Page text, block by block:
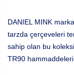
DANIEL MINK
tarzda çerçeveleri
sahip olan bu
TR90 hammaddeleri